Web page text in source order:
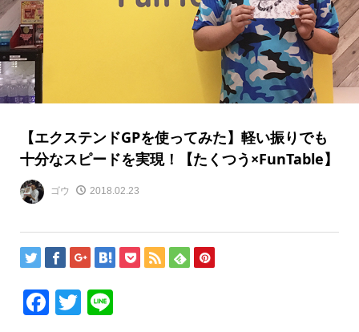
【エクステンドGPを使ってみた】軽い振りでも
十分なスピードを実現！【たくつう×FunTable】
ゴウ 2018.02.23
Facebook
Twitter